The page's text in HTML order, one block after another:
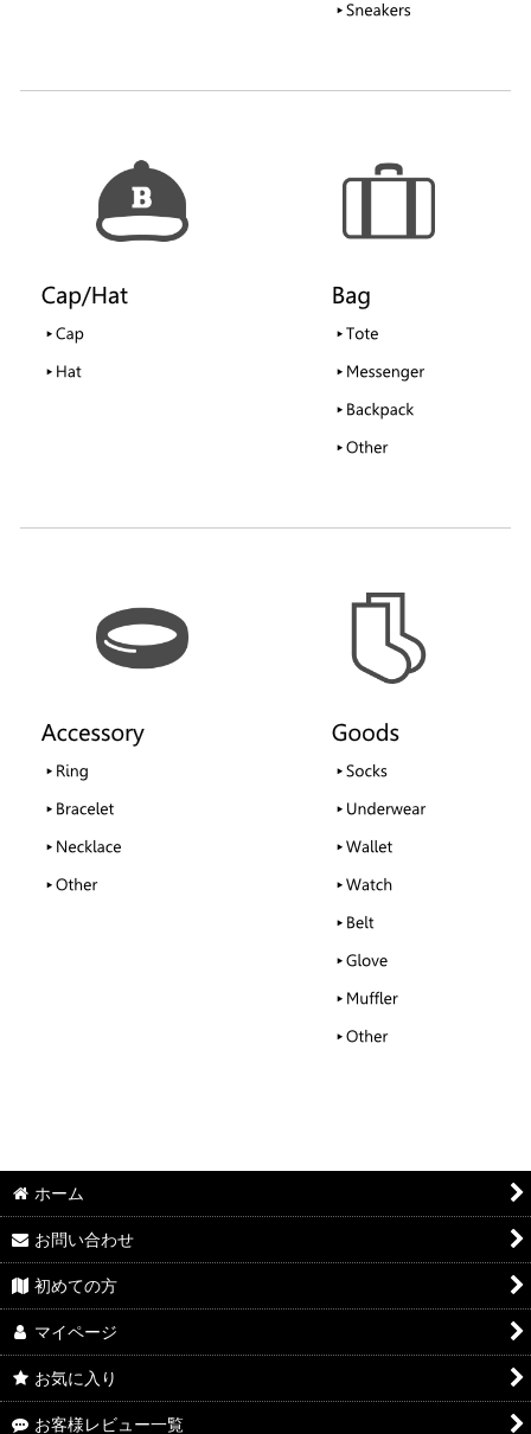
ホーム
お問い合わせ
初めての方
マイページ
お気に入り
お客様レビュー一覧